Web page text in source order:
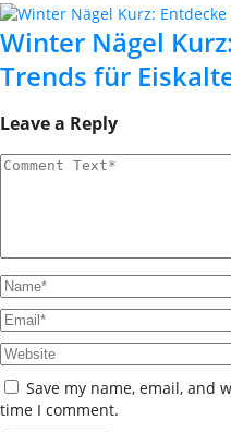
Winter Nägel
Trends für
Leave a Reply
Save my name, email, and
time I comment.